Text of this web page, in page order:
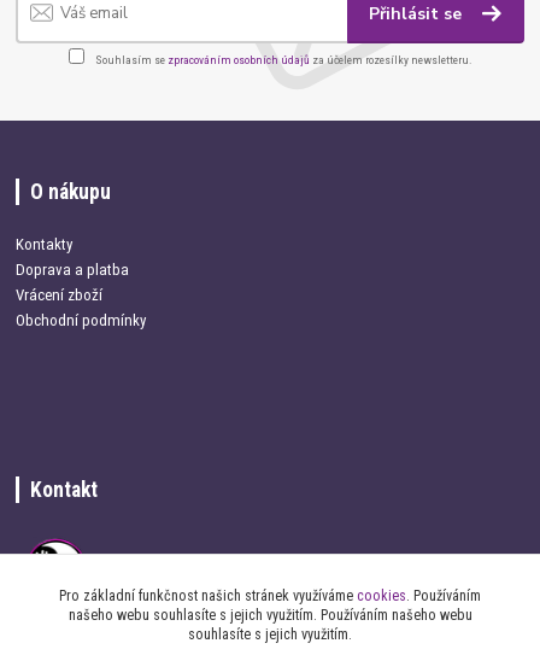
Přihlásit se
Souhlasím se zpracováním osobních údajů za účelem rozesílky newsletteru.
O nákupu
Kontakty
Doprava a platba
Vrácení zboží
Obchodní podmínky
Kontakt
Pro základní funkčnost našich stránek využíváme cookies. Používáním
našeho webu souhlasíte s jejich využitím. Používáním našeho webu
souhlasíte s jejich využitím.